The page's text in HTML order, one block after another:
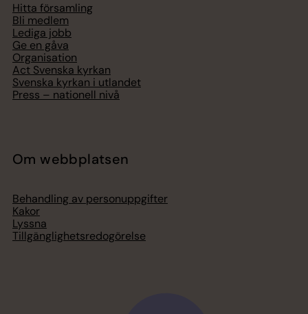
Hitta församling
Bli medlem
Lediga jobb
Ge en gåva
Organisation
Act Svenska kyrkan
Svenska kyrkan i utlandet
Press – nationell nivå
Om webbplatsen
Behandling av personuppgifter
Kakor
Lyssna
Tillgänglighetsredogörelse